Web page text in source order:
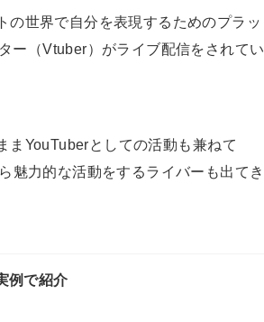
の世界で自分を表現するためのプラッ
ー（Vtuber）がライブ配信をされてい
まYouTuberとしての活動も兼ねて
魅力的な活動をするライバーも出てき
例で紹介